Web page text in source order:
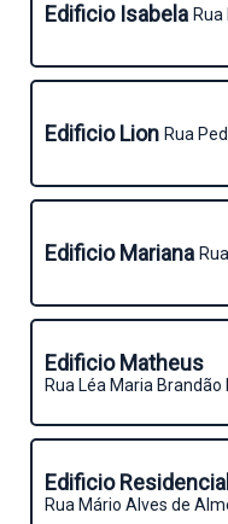
Edificio Isabela Rua
Edificio Lion Rua
Edificio Mariana
Edificio Matheus
Rua Léa Maria Brandão
Edificio
Rua Mário Alves de